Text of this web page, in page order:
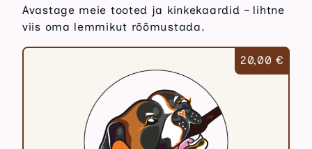
Avastage meie tooted ja kinkekaardid – lihtne
viis oma lemmikut rõõmustada.
20,00€